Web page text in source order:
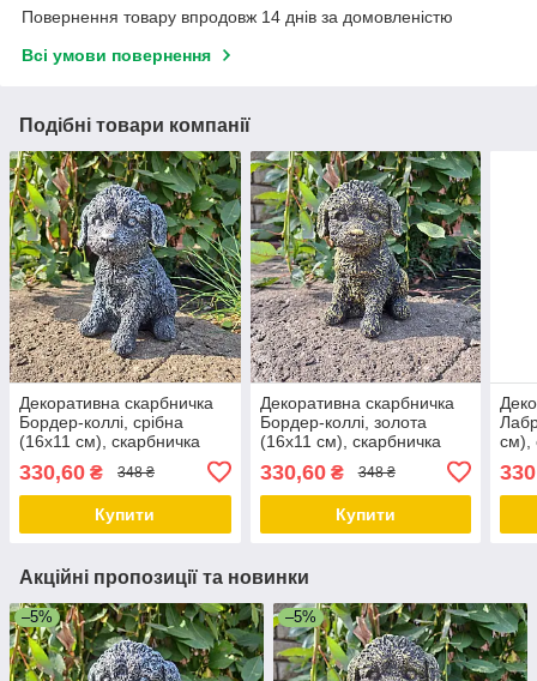
Повернення товару впродовж 14 днів за домовленістю
Всі умови повернення
Подібні товари компанії
Декоративна скарбничка
Бордер-коллі, срібна
(16х11 см), скарбничка
для грошей, скарбничка у
вигляді собачки
330,60 ₴ 348 ₴
Купити
Декоративна скарбничка
Бордер-коллі, золота
(16х11 см), скарбничка
для грошей, скарбничка у
вигляді собачки
330,60₴ 348 ₴
Купити
см),
Акційні пропозиції та новинки
–5% –5%